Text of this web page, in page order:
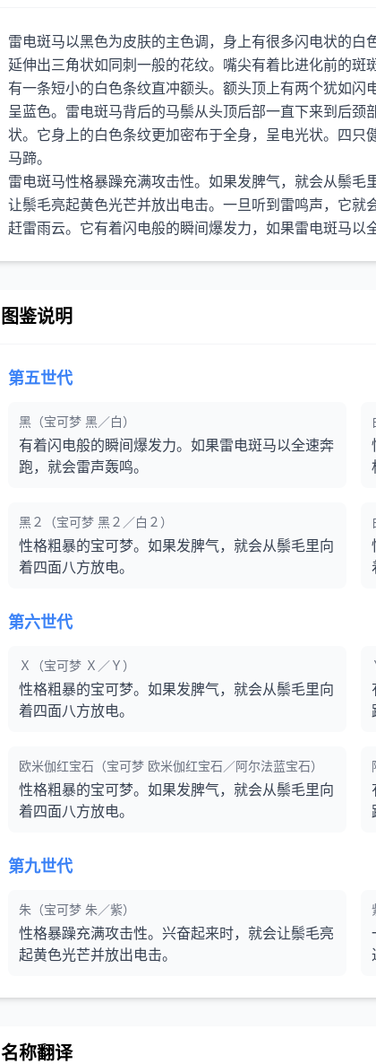
雷电斑马以黑色为皮肤的主色调，身上有很多闪电状的
延伸出三角状如同刺一般的花纹。嘴尖有着比进化前的
有一条短小的白色条纹直冲额头。额头顶上有两个犹如
呈蓝色。雷电斑马背后的马鬃从头顶后部一直下来到后
状。它身上的白色条纹更加密布于全身，呈电光状。四
马蹄。
雷电斑马性格暴躁充满攻击性。如果发脾气，就会从鬃
让鬃毛亮起黄色光芒并放出电击。一旦听到雷鸣声，它
图鉴说明
第五世代
黑（宝可梦 黑／白）
有着闪电般的瞬间爆发力。如果雷电斑马以全速奔
跑，就会雷声轰鸣。
黑２（宝可梦 黑２／白２）
性格粗暴的宝可梦。如果发脾气，就会从鬃毛里向
着四面八方放电。
第六世代
Ｘ（宝可梦 Ｘ／Ｙ）
性格粗暴的宝可梦。如果发脾气，就会从鬃毛里向
着四面八方放电。
欧米伽红宝石（宝可梦 欧米伽红宝石／阿尔法蓝宝石）
性格粗暴的宝可梦。如果发脾气，就会从鬃毛里向
着四面八方放电。
第九世代
朱（宝可梦 朱／紫）
性格暴躁充满攻击性。兴奋起来时，就会让鬃毛亮
起黄色光芒并放出电击。
名称翻译